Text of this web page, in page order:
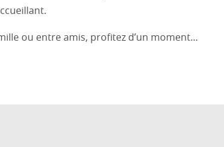
ou entre amis, profitez d’un moment...